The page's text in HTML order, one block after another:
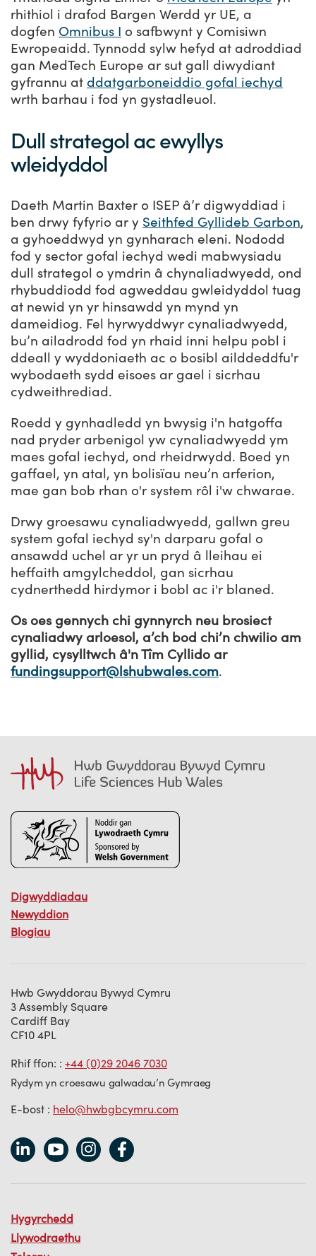
rhithiol i drafod Bargen Werdd yr UE, a
dogfen Omnibus I o safbwynt y Comisiwn
Ewropeaidd. Tynnodd sylw hefyd at adroddiad
gan MedTech Europe ar sut gall diwydiant
gyfrannu at ddatgarboneiddio gofal iechyd
wrth barhau i fod yn gystadleuol.
Dull strategol ac ewyllys
wleidyddol
Daeth Martin Baxter o ISEP â’r digwyddiad i
ben drwy fyfyrio ar y Seithfed Gyllideb Garbon,
a gyhoeddwyd yn gynharach eleni. Nododd
fod y sector gofal iechyd wedi mabwysiadu
dull strategol o ymdrin â chynaliadwyedd, ond
rhybuddiodd fod agweddau gwleidyddol tuag
at newid yn yr hinsawdd yn mynd yn
dameidiog. Fel hyrwyddwyr cynaliadwyedd,
bu’n ailadrodd fod yn rhaid inni helpu pobl i
ddeall y wyddoniaeth ac o bosibl ailddeddfu'r
wybodaeth sydd eisoes ar gael i sicrhau
cydweithrediad.
Roedd y gynhadledd yn bwysig i'n hatgoffa
nad pryder arbenigol yw cynaliadwyedd ym
maes gofal iechyd, ond rheidrwydd. Boed yn
gaffael, yn atal, yn bolisïau neu’n arferion,
mae gan bob rhan o'r system rôl i'w chwarae.
Drwy groesawu cynaliadwyedd, gallwn greu
system gofal iechyd sy'n darparu gofal o
ansawdd uchel ar yr un pryd â lleihau ei
heffaith amgylcheddol, gan sicrhau
cydnerthedd hirdymor i bobl ac i'r blaned.
Os oes gennych chi gynnyrch neu brosiect
cynaliadwy arloesol, a’ch bod chi’n chwilio am
gyllid, cysylltwch â'n Tîm Cyllido ar
fundingsupport@lshubwales.com.
Digwyddiadau
Newyddion
Blogiau
Hwb Gwyddorau Bywyd Cymru
3 Assembly Square
Cardiff Bay
CF10 4PL
Rhif ffon: : +44 (0)29 2046 7030
Rydym yn croesawu galwadau’n Gymraeg
E-bost : helo@hwbgbcymru.com
Hygyrchedd
Llywodraethu